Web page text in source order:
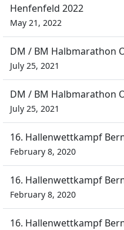
Henfenfeld 2022
May 21, 2022
DM / BM Halbmarathon
July 25, 2021
DM / BM Halbmarathon
July 25, 2021
16. Hallenwettkampf
February 8, 2020
16. Hallenwettkampf
February 8, 2020
16. Hallenwettkampf